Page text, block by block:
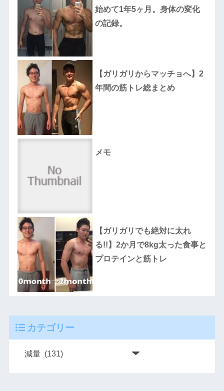
始めて1年5ヶ月。身体の変化
の記録。
【ガリガリからマッチョへ】2
年間の筋トレ総まとめ
メモ
【ガリガリでも絶対に太れ
る!!】2か月で8kg太った食事と
プロテインと筋トレ
カテゴリー